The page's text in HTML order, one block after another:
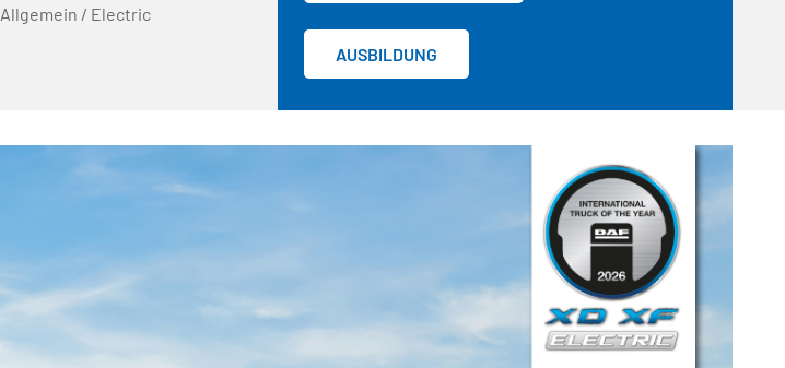
Allgemein / Electric
AUSBILDUNG